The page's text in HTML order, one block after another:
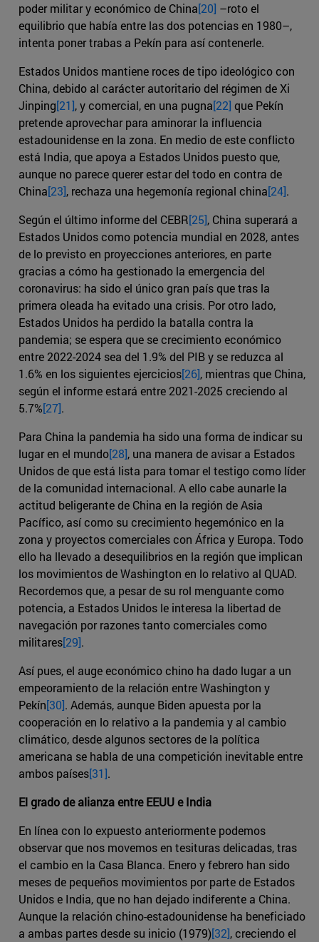
poder militar y económico de China[20] –roto el
equilibrio que había entre las dos potencias en 1980–,
intenta poner trabas a Pekín para así contenerle.
Estados Unidos mantiene roces de tipo ideológico con
China, debido al carácter autoritario del régimen de Xi
Jinping[21], y comercial, en una pugna[22] que Pekín
pretende aprovechar para aminorar la influencia
estadounidense en la zona. En medio de este conflicto
está India, que apoya a Estados Unidos puesto que,
aunque no parece querer estar del todo en contra de
China[23], rechaza una hegemonía regional china[24].
Según el último informe del CEBR[25], China superará a
Estados Unidos como potencia mundial en 2028, antes
de lo previsto en proyecciones anteriores, en parte
gracias a cómo ha gestionado la emergencia del
coronavirus: ha sido el único gran país que tras la
primera oleada ha evitado una crisis. Por otro lado,
Estados Unidos ha perdido la batalla contra la
pandemia; se espera que se crecimiento económico
entre 2022-2024 sea del 1.9% del PIB y se reduzca al
1.6% en los siguientes ejercicios[26], mientras que China,
según el informe estará entre 2021-2025 creciendo al
5.7%[27].
Para China la pandemia ha sido una forma de indicar su
lugar en el mundo[28], una manera de avisar a Estados
Unidos de que está lista para tomar el testigo como líder
de la comunidad internacional. A ello cabe aunarle la
actitud beligerante de China en la región de Asia
Pacífico, así como su crecimiento hegemónico en la
zona y proyectos comerciales con África y Europa. Todo
ello ha llevado a desequilibrios en la región que implican
los movimientos de Washington en lo relativo al QUAD.
Recordemos que, a pesar de su rol menguante como
potencia, a Estados Unidos le interesa la libertad de
navegación por razones tanto comerciales como
militares[29].
Así pues, el auge económico chino ha dado lugar a un
empeoramiento de la relación entre Washington y
Pekín[30]. Además, aunque Biden apuesta por la
cooperación en lo relativo a la pandemia y al cambio
climático, desde algunos sectores de la política
americana se habla de una competición inevitable entre
ambos países[31].
El grado de alianza entre EEUU e India
En línea con lo expuesto anteriormente podemos
observar que nos movemos en tesituras delicadas, tras
el cambio en la Casa Blanca. Enero y febrero han sido
meses de pequeños movimientos por parte de Estados
Unidos e India, que no han dejado indiferente a China.
Aunque la relación chino-estadounidense ha beneficiado
a ambas partes desde su inicio (1979)[32], creciendo el